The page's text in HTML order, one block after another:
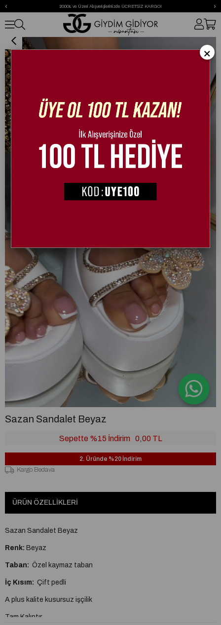
2000₺ ve Üzeri Alışverişlerinizde ÜCRETSİZ KARGO!
‹ ›
Sazan Sandalet Beyaz
Sazan Sandalet Beyaz
Sepette %15 İndirim 0,00 TL
2. Üründe %20 İndirim
Kargo Bedava
ÜRÜN ÖZELLIKLERI
Sazan Sandalet Beyaz
Renk: Beyaz
Taban: Özel kaymaz taban
İç Kısım: Çift pedli
A plus kalite kusursuz işçilik
Tam Kalıptır.
×